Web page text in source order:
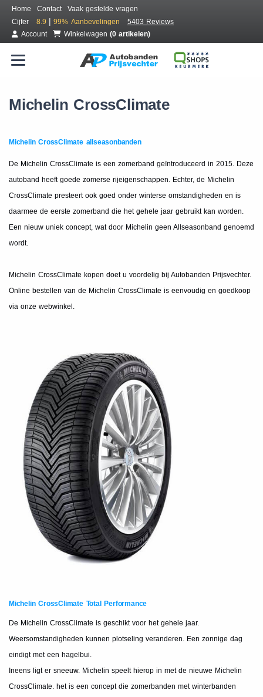
Home Contact
Vaak gestelde vragen
Cijfer
8.9 | 99% Aanbevelingen
5403 Reviews
Account
Winkelwagen (0 artikelen)
Michelin CrossClimate
Michelin CrossClimate allseasonbanden
De Michelin CrossClimate is een zomerband geïntroduceerd in 2015. Deze
autoband heeft goede zomerse rijeigenschappen. Echter, de Michelin
CrossClimate presteert ook goed onder winterse omstandigheden en is
daarmee de eerste zomerband die het gehele jaar gebruikt kan worden.
Een nieuw uniek concept, wat door Michelin geen Allseasonband genoemd
wordt.
Michelin CrossClimate kopen doet u voordelig bij Autobanden Prijsvechter.
Online bestellen van de Michelin CrossClimate is eenvoudig en goedkoop
via onze webwinkel.
Michelin CrossClimate Total Performance
De Michelin CrossClimate is geschikt voor het gehele jaar.
Weersomstandigheden kunnen plotseling veranderen. Een zonnige dag
eindigt met een hagelbui.
Ineens ligt er sneeuw. Michelin speelt hierop in met de nieuwe Michelin
CrossClimate. het is een concept die zomerbanden met winterbanden